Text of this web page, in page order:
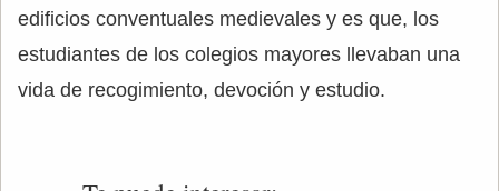
edificios conventuales medievales y es que, los
estudiantes de los colegios mayores llevaban una
vida de recogimiento, devoción y estudio.